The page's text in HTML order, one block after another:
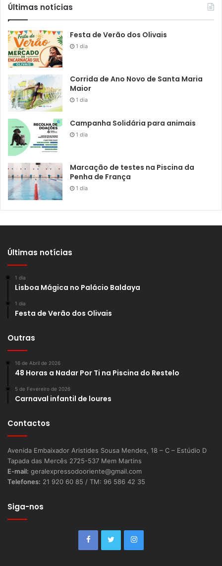
Últimas notícias
Festa de Verão dos Olivais
1 dia
Corrida de Ano Novo de Santa Maria
Maior
1 dia
Campanha Solidária para animais
1 dia
Marcação de testes na Piscina da
Penha de França
1 dia
Últimas notícias
1 dia
Lisboa Mágica no Palácio Baldaya
1 dia
Festa de Verão dos Olivais
Outras
16 de Abril de 2026
48 Horas a Nadar Por Ti na Piscina do Restelo
5 de Fevereiro de 2026
Carnaval infantil de loures
Contactos
Avenida Embaixador Aristides Sousa Mendes, 18 – C – Estúdio D
Tapada das Mercês 2725-537 Mem Martins
E-mail: geralexpressodooriente@gmail.com
Telefones: 21 920 60 85 / TM: 96 586 42 35
Siga-nos